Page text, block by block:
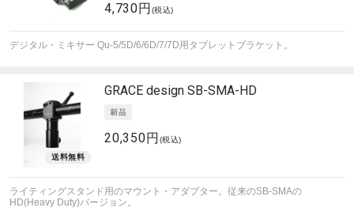
4,730円 (税込)
デジタル・ミキサー Qu-5/5D/6/6D/7/7D用タブレットブラケット。
GRACE design SB-SMA-HD
20,350円 (税込)
ライティングスタンド用のマウント・アダプター。従来のSB-SMAの
HD(Heavy Duty)バージョン。